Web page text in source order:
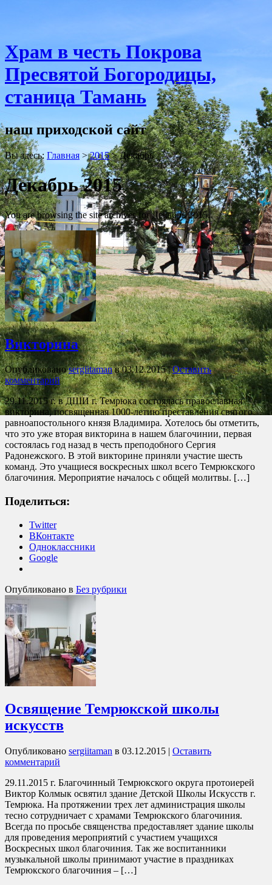
Храм в честь Покрова
Пресвятой Богородицы,
станица Тамань
наш приходской сайт
Вы здесь: Главная > 2015 > Декабрь
Декабрь 2015
You are browsing the site archives for Декабрь 2015.
Викторина
Опубликованоsergiitamanв03.12.2015|Оставить
комментарий
29.11.2015 г. в ДШИ г. Темрюка состоялась православная
викторина, посвященная 1000-летию преставления святого
равноапостольного князя Владимира. Хотелось бы отметить,
что это уже вторая викторина в нашем благочинии, первая
состоялась год назад в честь преподобного Сергия
Радонежского. В этой викторине приняли участие шесть
команд. Это учащиеся воскресных школ всего Темрюкского
благочиния. Мероприятие началось с общей молитвы. […]
Поделиться:
Twitter
ВКонтакте
Одноклассники
Google
Опубликовано в Без рубрики
Освящение Темрюкской школы
искусств
Опубликовано sergiitaman в 03.12.2015 | Оставить
комментарий
29.11.2015 г. Благочинный Темрюкского округа протоиерей
Виктор Колмык освятил здание Детской Школы Искусств г.
Темрюка. На протяжении трех лет администрация школы
тесно сотрудничает с храмами Темрюкского благочиния.
Всегда по просьбе священства предоставляет здание школы
для проведения мероприятий с участием учащихся
Воскресных школ благочиния. Так же воспитанники
музыкальной школы принимают участие в праздниках
Темрюкского благочиния – […]